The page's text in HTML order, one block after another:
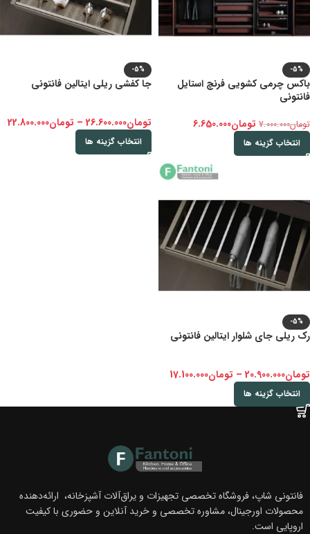
-5%
باکس چرمی کشویی فرنچ استایل
فانتونی
تومان7.000.000 تومان6.650.000
انتخاب گزینه ها
-5%
جا کفشی ریلی ایتالین فانتونی
تومان26.600.000
– تومان22.800.000
انتخاب گزینه ها
-5%
رک ریلی جای شلوار ایتالین فانتونی
تومان20.900.000
– تومان17.100.000
انتخاب گزینه ها
فانتونی شاپ، فروشگاه تخصصی تجهیزات و یراق‌آلات آشپزخانه، ارائه‌دهنده
محصولات اورجینال، مشاوره تخصصی و خرید آنلاین و حضوری با کیفیت
اروپایی است.